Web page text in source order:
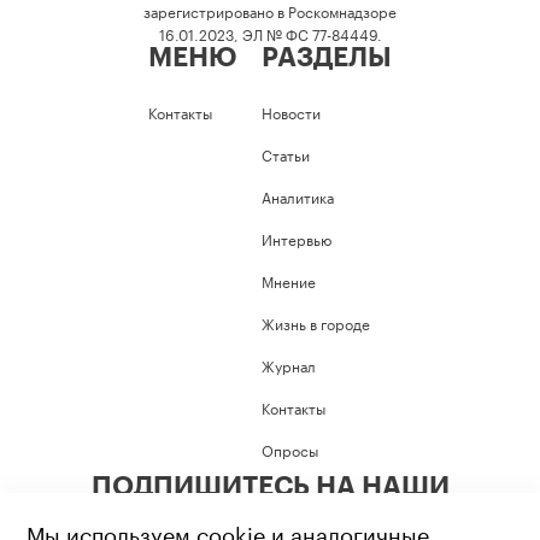
зарегистрировано в Роскомнадзоре
16.01.2023, ЭЛ № ФС 77-84449.
МЕНЮ
Контакты
РАЗДЕЛЫ
Новости
Статьи
Аналитика
Интервью
Мнение
Жизнь в городе
Журнал
Контакты
Опросы
ПОДПИШИТЕСЬ НА НАШИ
Мы используем cookie и аналогичные